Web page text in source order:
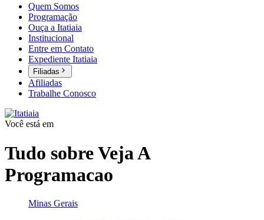
Quem Somos
Programação
Ouça a Itatiaia
Institucional
Entre em Contato
Expediente Itatiaia
Filiadas
Afiliadas
Trabalhe Conosco
Você está em
Tudo sobreVeja A
Programacao
Minas Gerais